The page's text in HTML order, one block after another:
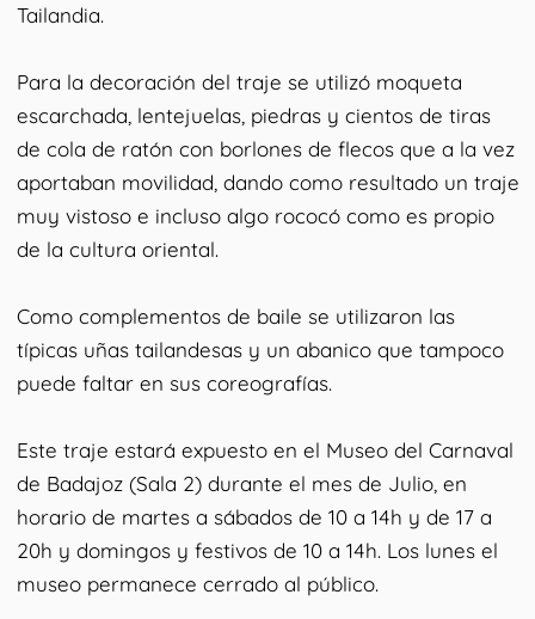
Tailandia.
Para la decoración del traje se utilizó moqueta
escarchada, lentejuelas, piedras y cientos de tiras
de cola de ratón con borlones de flecos que a la vez
aportaban movilidad, dando como resultado un traje
muy vistoso e incluso algo rococó como es propio
de la cultura oriental.
Como complementos de baile se utilizaron las
típicas uñas tailandesas y un abanico que tampoco
puede faltar en sus coreografías.
Este traje estará expuesto en el Museo del Carnaval
de Badajoz (Sala 2) durante el mes de Julio, en
horario de martes a sábados de 10 a 14h y de 17 a
20h y domingos y festivos de 10 a 14h. Los lunes el
museo permanece cerrado al público.